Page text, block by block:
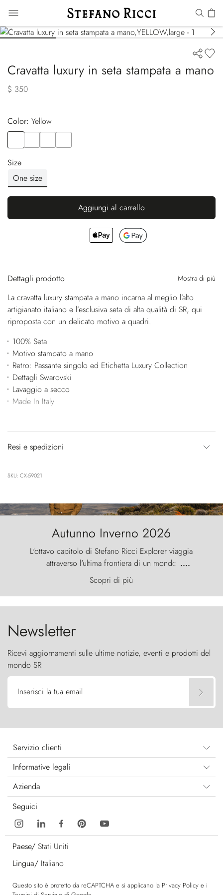
Cravatta luxury in seta stampata a mano
$ 350
Color:
yellow
Size
One size
Aggiungi al carrello
Dettagli prodotto Mostra di più
La cravatta luxury stampata a mano incarna al meglio l’alto
artigianato italiano e l’esclusiva seta di alta qualità di SR, qui
riproposta con un delicato motivo a quadri.
100% Seta
Motivo stampato a mano
Retro: Passante singolo ed Etichetta Luxury Collection
Dettagli Swarovski
Lavaggio a secco
Made In Italy
Resi e spedizioni
SKU: CX-59021
Autunno Inverno 2026
L'ottavo capitolo di Stefano Ricci Explorer viaggia
attraverso l'ultima frontiera di un mondo
primordiale, dove il vento scolpisce la natura con
furia ancestrale e le Torres del Paine sfidano il
cielo come sentinelle di pietra.
....
Scopri di più
Newsletter
Ricevi aggiornamenti sulle ultime notizie, eventi e prodotti del
mondo SR
Inserisci la tua email
Servizio clienti
Informative legali
Azienda
Seguici
Paese/ Stati Uniti
Lingua/ Italiano
Questo sito è protetto da reCAPTCHA e si applicano la Privacy Policy e i